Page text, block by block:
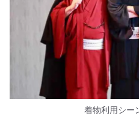
着物利用シ